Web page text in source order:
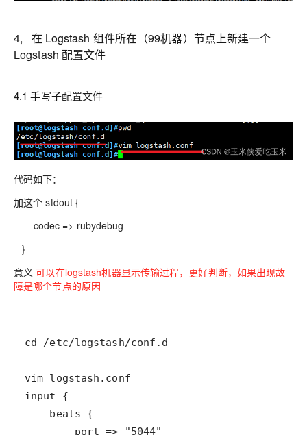
4, 在 Logstash 组件所在（99机器）节点上新建一个
Logstash 配置文件
4.1 手写子配置文件
代码如下：
加这个 stdout {
codec => rubydebug
}
意义可以在logstash机器显示传输过程，更好判断，如果出现故
障是哪个节点的原因